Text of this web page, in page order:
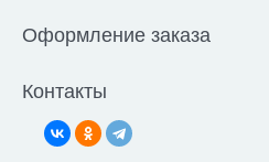
Оформление заказа
Контакты